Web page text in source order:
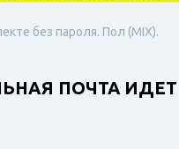
без пароля. Пол (MIX).
ПОЧТА ИДЕТ